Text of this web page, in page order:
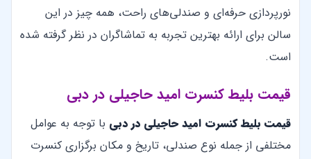
نورپردازی حرفه‌ای و صندلی‌های راحت، همه چیز در این
سالن برای ارائه بهترین تجربه به تماشاگران در نظر گرفته شده
است.
قیمت بلیط کنسرت امید حاجیلی در دبی
قیمت بلیط کنسرت امید حاجیلی در دبی با توجه به عوامل
مختلفی از جمله نوع صندلی، تاریخ و مکان برگزاری کنسرت